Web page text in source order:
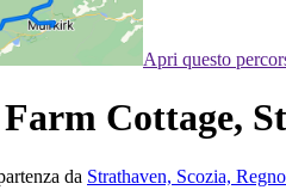
Apri questo
Cottage,
da Strathaven, Scozia,